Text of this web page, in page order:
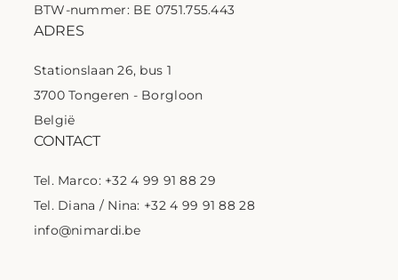
BTW-nummer: BE 0751.755.443
ADRES
Stationslaan 26, bus 1
3700 Tongeren - Borgloon
België
CONTACT
Tel. Marco: +32 4 99 91 88 29
Tel. Diana / Nina: +32 4 99 91 88 28
info@nimardi.be